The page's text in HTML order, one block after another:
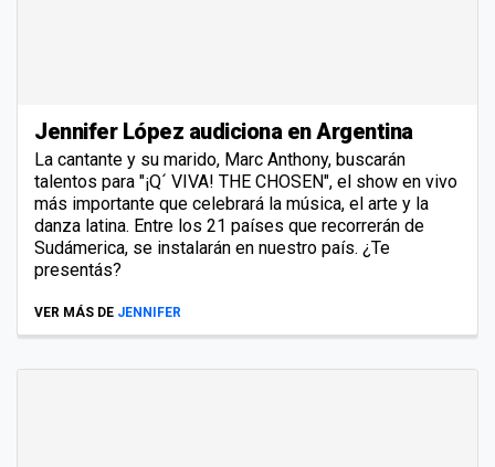
Jennifer López audiciona en Argentina
La cantante y su marido, Marc Anthony, buscarán
talentos para "¡Q´ VIVA! THE CHOSEN", el show en vivo
más importante que celebrará la música, el arte y la
danza latina. Entre los 21 países que recorrerán de
Sudámerica, se instalarán en nuestro país. ¿Te
presentás?
VER MÁS DE JENNIFER